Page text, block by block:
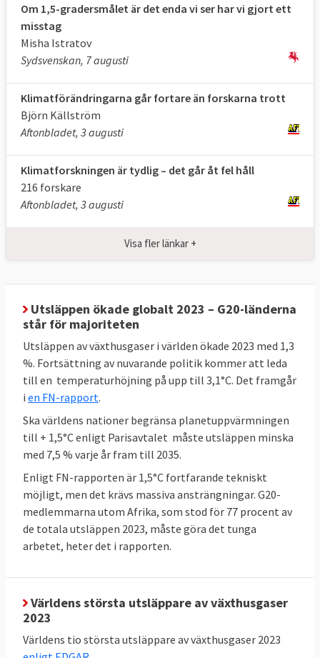
Upptag av
växthusgaser i
skog och mark
198
310
Andelen förnybar
energi
25,2 procent,
minst 42,5
Energianvändning
(slutlig)
900 Mtoe***,
2024
Max
763 Mtoe
Källor: Klicka på länkarna i tabellen för att
kommer ett fullständigt
en minskning på 57 %.** MtCO2e betyder
miljoner tonkoldioxidekvivalenter, ett mått
på mängden växthusgaser. *** Mtoe betyder
miljoner tonoljeekvivalenter, ett mått på
energiinnehåll.
Sveriges mål enligt EU-beslut
Sverige har bundit sig i EU att minska sina
utsläpp av växthusgaser (ESR) och öka
upptaget av växthusgaser i skog och mark
(LULUCF). Sverige måste halvera sina
utsläpp till 2030 jämfört med 2005. Likaså
måste skog och mark i Sverige lagra
2030 jämfört med ett genomsnitt för åren
2016-2018. Utöver dessa mål finns i Sveriges
fall även olika mål som riksdagen satt upp,
dessa behandlas inte här.
Om 1,5-gradersmålet är det enda vi ser har vi gjort ett
misstag
Misha Istratov
Sydsvenskan, 7 augusti
Klimatförändringarna går fortare än forskarna trott
Björn Källström
Aftonbladet, 3 augusti
Klimatforskningen är tydlig – det går åt fel håll
216 forskare
Aftonbladet, 3 augusti
Visa fler länkar +
Utsläppen ökade globalt 2023 – G20-länderna
står för majoriteten
Utsläppen av växthusgaser i världen ökade 2023 med 1,3
%. Fortsättning av nuvarande politik kommer att leda
till en temperaturhöjning på upp till 3,1°C. Det framgår
i en FN-rapport.
Ska världens nationer begränsa planetuppvärmningen
till + 1,5°C enligt Parisavtalet måste utsläppen minska
med 7,5 % varje år fram till 2035.
Enligt FN-rapporten är 1,5°C fortfarande tekniskt
möjligt, men det krävs massiva ansträngningar. G20-
medlemmarna utom Afrika, som stod för 77 procent av
de totala utsläppen 2023, måste göra det tunga
arbetet, heter det i rapporten.
Världens största utsläppare av växthusgaser
2023
Världens tio största utsläppare av växthusgaser 2023